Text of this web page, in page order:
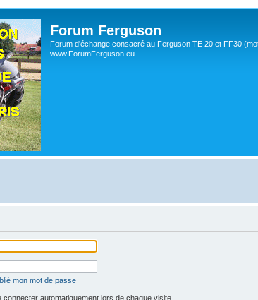
Forum Ferguson
Forum d'échange consacré au Ferguson TE 20 et FF30
www.ForumFerguson.eu
mon mot de passe
connecter automatiquement lors de chaque visite